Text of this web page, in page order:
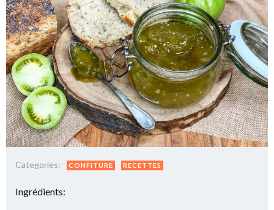
Categories: CONFITURE RECETTES
Ingrédients: